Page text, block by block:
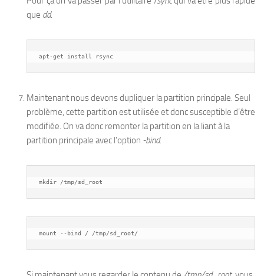
que dd.
apt-get install rsync
Maintenant nous devons dupliquer la partition principale. Seul
problème, cette partition est utilisée et donc susceptible d’être
modifiée. On va donc remonter la partition en la liant à la
partition principale avec l’option -bind.
mkdir /tmp/sd_root
mount --bind / /tmp/sd_root/